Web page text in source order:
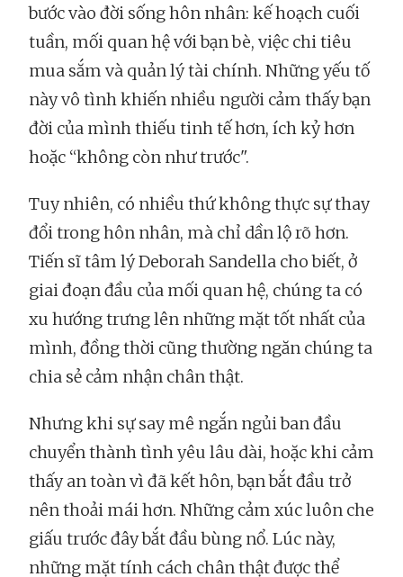
bước vào đời sống hôn nhân: kế hoạch cuối
tuần, mối quan hệ với bạn bè, việc chi tiêu
mua sắm và quản lý tài chính. Những yếu tố
này vô tình khiến nhiều người cảm thấy bạn
đời của mình thiếu tinh tế hơn, ích kỷ hơn
hoặc “không còn như trước".
Tuy nhiên, có nhiều thứ không thực sự thay
đổi trong hôn nhân, mà chỉ dần lộ rõ hơn.
Tiến sĩ tâm lý Deborah Sandella cho biết, ở
giai đoạn đầu của mối quan hệ, chúng ta có
xu hướng trưng lên những mặt tốt nhất của
mình, đồng thời cũng thường ngăn chúng ta
chia sẻ cảm nhận chân thật.
Nhưng khi sự say mê ngắn ngủi ban đầu
chuyển thành tình yêu lâu dài, hoặc khi cảm
thấy an toàn vì đã kết hôn, bạn bắt đầu trở
nên thoải mái hơn. Những cảm xúc luôn che
giấu trước đây bắt đầu bùng nổ. Lúc này,
những mặt tính cách chân thật được thể